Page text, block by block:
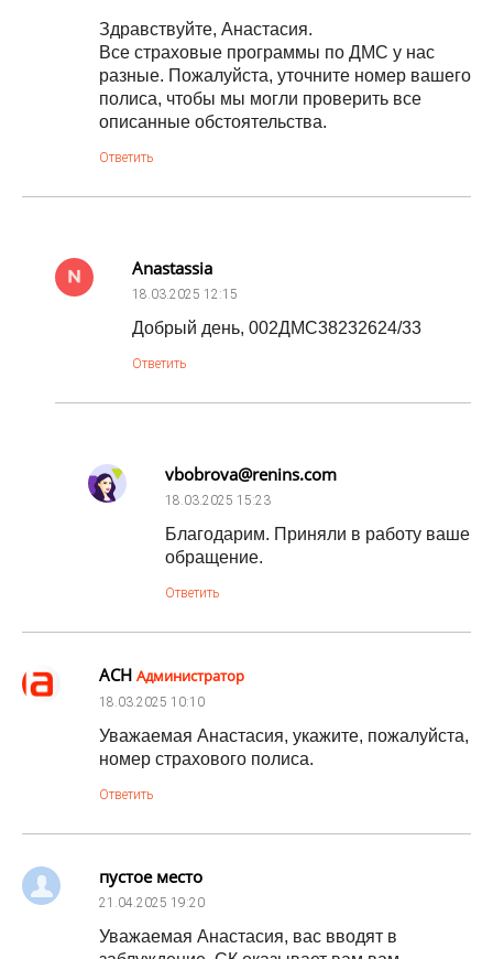
Здравствуйте, Анастасия.
Все страховые программы по ДМС у нас
разные. Пожалуйста, уточните номер вашего
полиса, чтобы мы могли проверить все
описанные обстоятельства.
Ответить
Anastassia
18.03.2025 12:15
Добрый день, 002ДМС38232624/33
Ответить
vbobrova@renins.com
18.03.2025 15:23
Благодарим. Приняли в работу ваше
обращение.
Ответить
АСН Администратор
18.03.2025 10:10
Уважаемая Анастасия, укажите, пожалуйста,
номер страхового полиса.
Ответить
пустое место
21.04.2025 19:20
Уважаемая Анастасия, вас вводят в